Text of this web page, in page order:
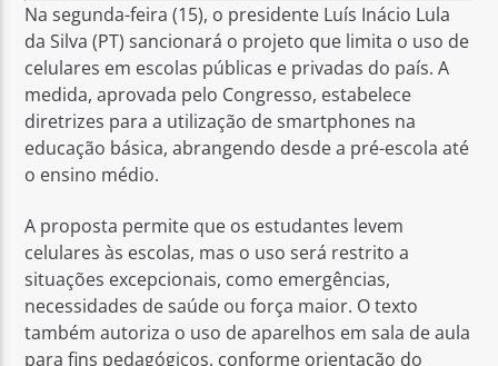
Na segunda-feira (15), o presidente Luís Inácio Lula
da Silva (PT) sancionará o projeto que limita o uso de
celulares em escolas públicas e privadas do país. A
medida, aprovada pelo Congresso, estabelece
diretrizes para a utilização de smartphones na
educação básica, abrangendo desde a pré-escola até
o ensino médio.
A proposta permite que os estudantes levem
celulares às escolas, mas o uso será restrito a
situações excepcionais, como emergências,
necessidades de saúde ou força maior. O texto
também autoriza o uso de aparelhos em sala de aula
para fins pedagógicos, conforme orientação do